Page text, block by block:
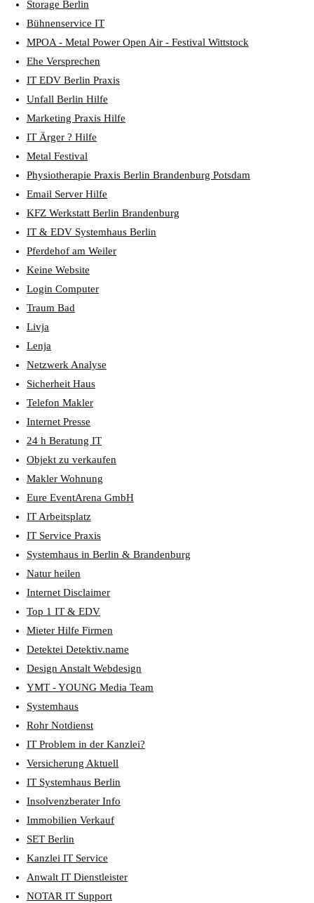
Storage Berlin
Bühnenservice IT
MPOA - Metal Power Open Air - Festival Wittstock
Ehe Versprechen
IT EDV Berlin Praxis
Unfall Berlin Hilfe
Marketing Praxis Hilfe
IT Ärger ? Hilfe
Metal Festival
Physiotherapie Praxis Berlin Brandenburg Potsdam
Email Server Hilfe
KFZ Werkstatt Berlin Brandenburg
IT & EDV Systemhaus Berlin
Pferdehof am Weiler
Keine Website
Login Computer
Traum Bad
Livja
Lenja
Netzwerk Analyse
Sicherheit Haus
Telefon Makler
Internet Presse
24 h Beratung IT
Objekt zu verkaufen
Makler Wohnung
Eure EventArena GmbH
IT Arbeitsplatz
IT Service Praxis
Systemhaus in Berlin & Brandenburg
Natur heilen
Internet Disclaimer
Top 1 IT & EDV
Mieter Hilfe Firmen
Detektei Detektiv.name
Design Anstalt Webdesign
YMT - YOUNG Media Team
Systemhaus
Rohr Notdienst
IT Problem in der Kanzlei?
Versicherung Aktuell
IT Systemhaus Berlin
Insolvenzberater Info
Immobilien Verkauf
SET Berlin
Kanzlei IT Service
Anwalt IT Dienstleister
NOTAR IT Support